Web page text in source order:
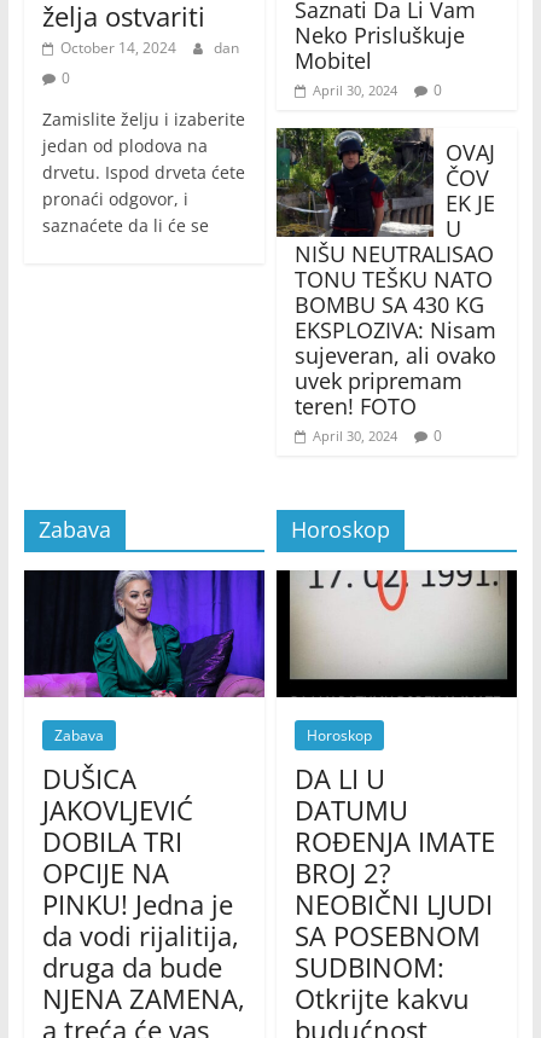
želja ostvariti
October 14, 2024
dan
0
Zamislite želju i izaberite
jedan od plodova na
drvetu. Ispod drveta ćete
pronaći odgovor, i
saznaćete da li će se
Saznati Da Li Vam
Neko Prisluškuje
Mobitel
April 30, 2024 0
OVAJ
ČOV
EK JE
U
NIŠU NEUTRALISAO
TONU TEŠKU NATO
BOMBU SA 430 KG
EKSPLOZIVA: Nisam
sujeveran, ali ovako
uvek pripremam
teren! FOTO
April 30, 2024 0
Zabava
Zabava
DUŠICA
JAKOVLJEVIĆ
DOBILA TRI
OPCIJE NA
PINKU! Jedna je
da vodi rijalitija,
druga da bude
NJENA ZAMENA,
a treća će vas
Horoskop
Horoskop
DA LI U
DATUMU
ROĐENJA IMATE
BROJ 2?
NEOBIČNI LJUDI
SA POSEBNOM
SUDBINOM:
Otkrijte kakvu
budućnost